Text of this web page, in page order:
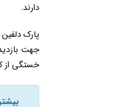
دارند.
پارک
جهت
خستگی از